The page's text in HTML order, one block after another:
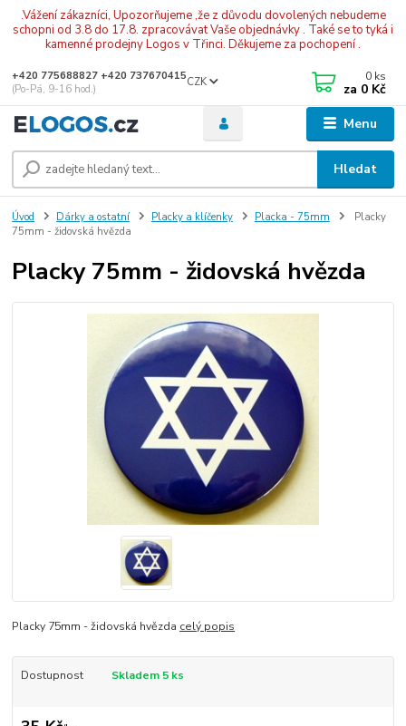
.Vážení zákazníci, Upozorňujeme ,že z důvodu dovolených nebudeme
schopni od 3.8 do 17.8. zpracovávat Vaše objednávky . Také se to tyká i
kamenné prodejny Logos v Třinci. Děkujeme za pochopení .
Menu
CZK
Hledat
+420 775688827 +420 737670415
(Po-Pá, 9-16 hod.)
0 ks
za 0 Kč
Úvod Dárky a ostatní Placky a klíčenky Placka - 75mm
Placky
75mm - židovská hvězda
Placky 75mm - židovská hvězda
Placky 75mm - židovská hvězda celý popis
Dostupnost Skladem 5 ks